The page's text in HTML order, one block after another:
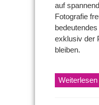
auf
Fotografie
exklusiv der
bleiben.
Weiterlesen